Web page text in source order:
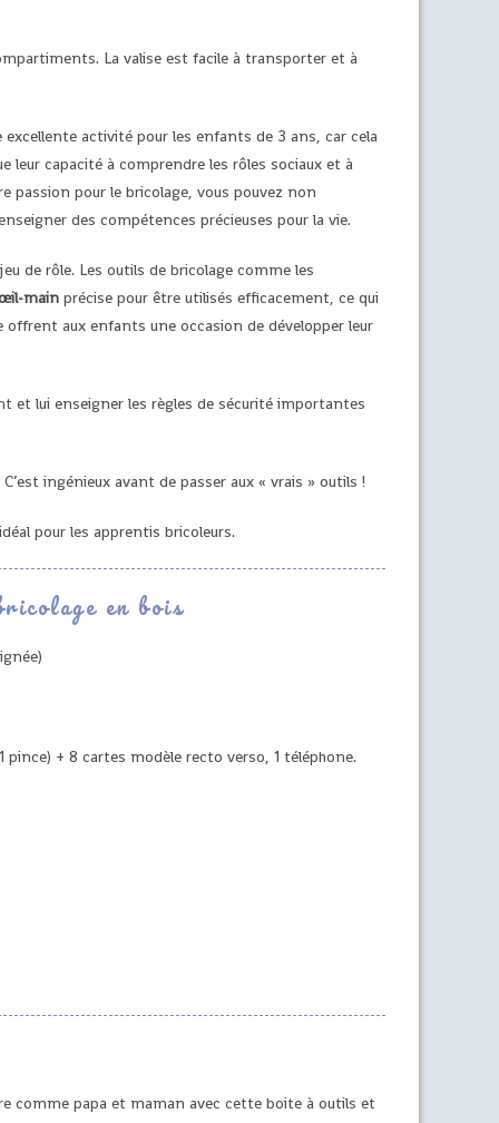
La valise est facile à transporter et à
activité pour les enfants de 3 ans, car cela
leur capacité à comprendre les rôles sociaux et à
pour le bricolage, vous pouvez non
des compétences précieuses pour la vie.
de rôle. Les outils de bricolage comme les
main précise pour être utilisés efficacement, ce qui
offrent aux enfants une occasion de développer leur
et lui enseigner les règles de sécurité importantes
ingénieux avant de passer aux « vrais » outils !
pour les apprentis bricoleurs.
en bois
pince) + 8 cartes modèle recto verso, 1 téléphone.
comme papa et maman avec cette boite à outils et